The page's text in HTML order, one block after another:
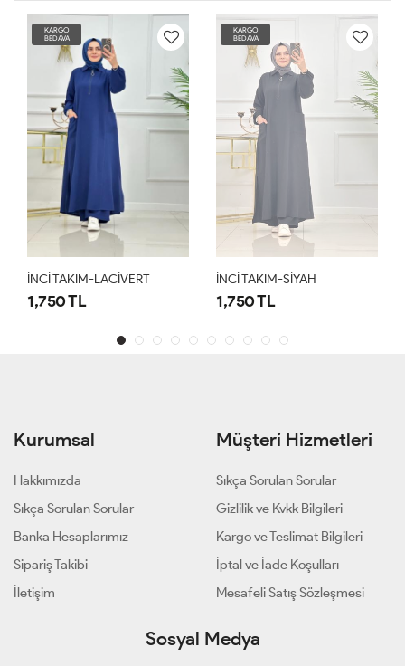
KARGO
BEDAVA
İNCİ TAKIM-LACİVERT
1,750 TL
KARGO
BEDAVA
İNCİ TAKIM-SİYAH
1,750 TL
Kurumsal
Hakkımızda
Sıkça Sorulan Sorular
Banka Hesaplarımız
Sipariş Takibi
İletişim
Müşteri Hizmetleri
Sıkça Sorulan Sorular
Gizlilik ve Kvkk Bilgileri
Kargo ve Teslimat Bilgileri
İptal ve İade Koşulları
Mesafeli Satış Sözleşmesi
Sosyal Medya